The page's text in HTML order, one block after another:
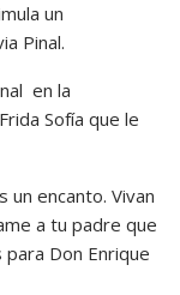
un
Pinal.
en la
Sofía que le
un encanto. Vivan
a tu padre que
Don Enrique